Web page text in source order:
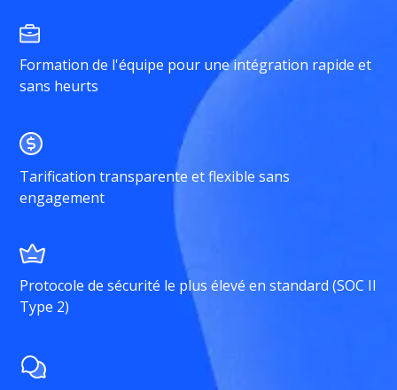
Formation de l'équipe pour une intégration rapide et
sans heurts
Tarification transparente et flexible sans
engagement
Protocole de sécurité le plus élevé en standard (SOC II
Type 2)